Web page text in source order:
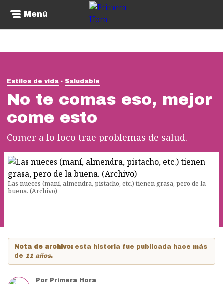
Menú
Estilos de vida Saludable
No te comas eso, mejor
come esto
Comer a lo loco trae problemas de salud.
Las nueces (maní, almendra, pistacho, etc.) tienen grasa, pero de la
buena. (Archivo)
Nota de archivo: esta historia fue publicada hace más
de 11 años.
Por Primera Hora